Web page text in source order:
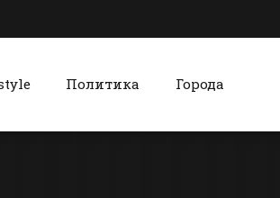
Политика Города